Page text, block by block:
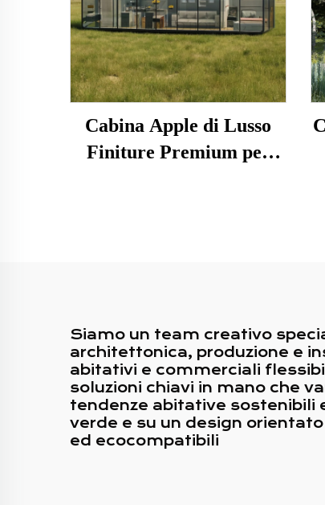
Cabina Apple di Lusso
Finiture Premium per
Siamo un team creativo
architettonica, produzione e
abitativi e commerciali
soluzioni chiavi in mano che
tendenze abitative sostenibili
verde e su un design
ed ecocompatibili